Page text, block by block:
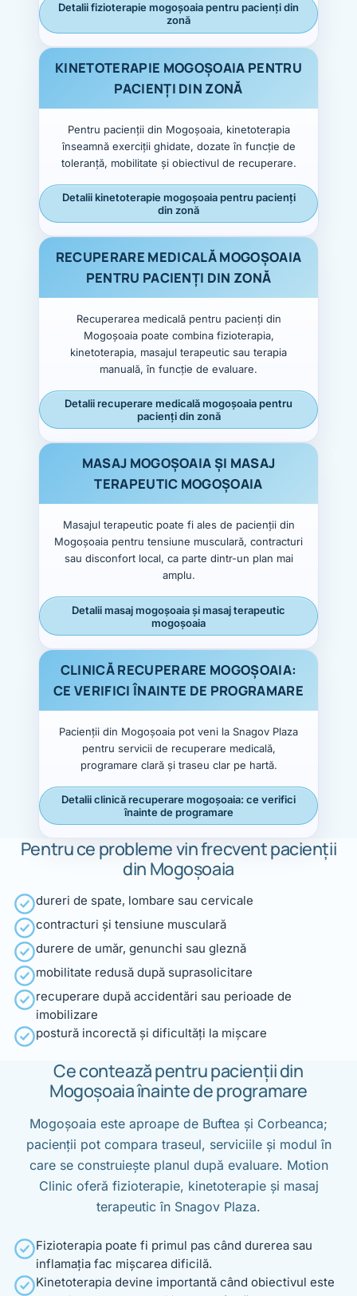
Detalii fizioterapie mogoșoaia pentru pacienți din
zonă
KINETOTERAPIE MOGOȘOAIA PENTRU
PACIENȚI DIN ZONĂ
Pentru pacienții din Mogoșoaia, kinetoterapia
înseamnă exerciții ghidate, dozate în funcție de
toleranță, mobilitate și obiectivul de recuperare.
Detalii kinetoterapie mogoșoaia pentru pacienți
din zonă
RECUPERARE MEDICALĂ MOGOȘOAIA
PENTRU PACIENȚI DIN ZONĂ
Recuperarea medicală pentru pacienți din
Mogoșoaia poate combina fizioterapia,
kinetoterapia, masajul terapeutic sau terapia
manuală, în funcție de evaluare.
Detalii recuperare medicală mogoșoaia pentru
pacienți din zonă
MASAJ MOGOȘOAIA ȘI MASAJ
TERAPEUTIC MOGOȘOAIA
Masajul terapeutic poate fi ales de pacienții din
Mogoșoaia pentru tensiune musculară, contracturi
sau disconfort local, ca parte dintr-un plan mai
amplu.
Detalii masaj mogoșoaia și masaj terapeutic
mogoșoaia
CLINICĂ RECUPERARE MOGOȘOAIA:
CE VERIFICI ÎNAINTE DE PROGRAMARE
Pacienții din Mogoșoaia pot veni la Snagov Plaza
pentru servicii de recuperare medicală,
programare clară și traseu clar pe hartă.
Detalii clinică recuperare mogoșoaia: ce verifici
înainte de programare
Pentru ce probleme vin frecvent pacienții
din Mogoșoaia
dureri de spate, lombare sau cervicale
contracturi și tensiune musculară
durere de umăr, genunchi sau gleznă
mobilitate redusă după suprasolicitare
recuperare după accidentări sau perioade de
imobilizare
postură incorectă și dificultăți la mișcare
Ce contează pentru pacienții din
Mogoșoaia înainte de programare
Mogoșoaia este aproape de Buftea și Corbeanca;
pacienții pot compara traseul, serviciile și modul în
care se construiește planul după evaluare. Motion
Clinic oferă fizioterapie, kinetoterapie și masaj
terapeutic în Snagov Plaza.
Fizioterapia poate fi primul pas când durerea sau
inflamația fac mișcarea dificilă.
Kinetoterapia devine importantă când obiectivul este